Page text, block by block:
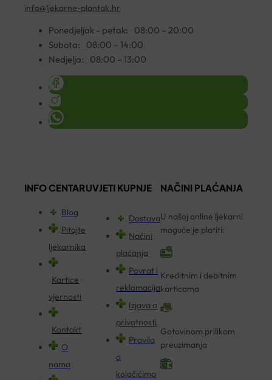
info@ljekarne-plantak.hr
Ponedjeljak - petak:
08:00 – 20:00
Subota:
08:00 – 14:00
Nedjelja:
08:00 – 13:00
INFO CENTAR
Blog
Pitajte
ljekarnika
Kartice
vjernosti
Kontakt
O
nama
UVJETI KUPNJE
Dostava
Načini
plaćanja
Povrat i
reklamacija
Izjava o
privatnosti
Pravila
o
kolačićima
NAČINI PLAĆANJA
U našoj online ljekarni
moguće je platiti:
Kreditnim i debitnim
karticama
Gotovinom prilikom
preuzimanja